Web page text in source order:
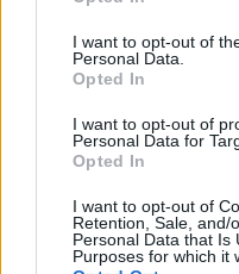
use your data for below
consent section.
I want to opt-out of
Personal Data.
Opted In
I want to opt-out of
Personal Data for
Opted In
I want to opt-out of
Retention, Sale, and/
Personal Data that Is
Purposes for which it
.